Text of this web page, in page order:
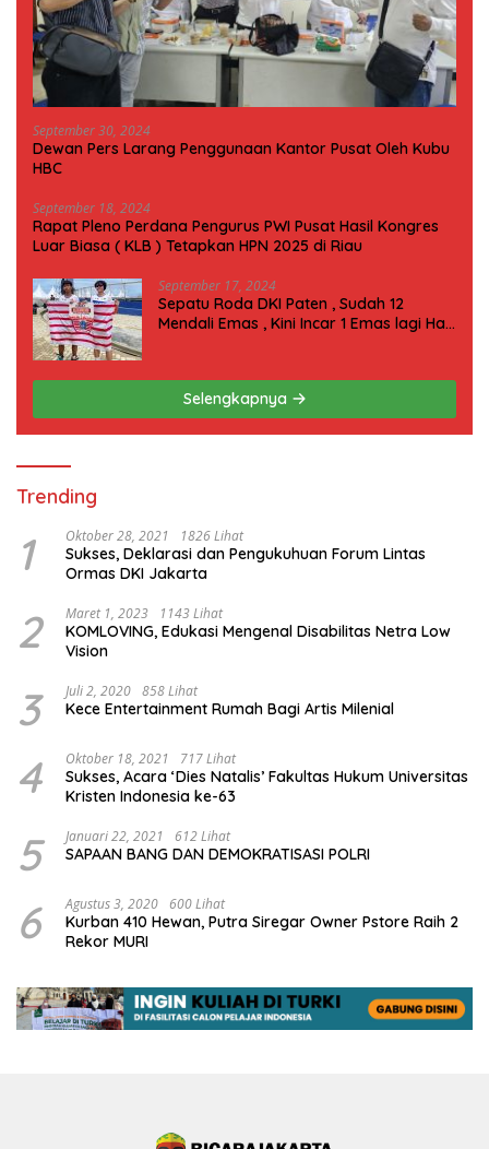
September 30, 2024
Dewan Pers Larang Penggunaan Kantor Pusat Oleh Kubu
HBC
September 18, 2024
Rapat Pleno Perdana Pengurus PWI Pusat Hasil Kongres
Luar Biasa ( KLB ) Tetapkan HPN 2025 di Riau
September 17, 2024
Sepatu Roda DKI Paten , Sudah 12
Mendali Emas , Kini Incar 1 Emas lagi Hari
Selengkapnya
Trending
1 Oktober 28, 2021 1826 Lihat
Sukses, Deklarasi dan Pengukuhuan Forum Lintas
Ormas DKI Jakarta
2 Maret 1, 2023 1143 Lihat
KOMLOVING, Edukasi Mengenal Disabilitas Netra Low
Vision
3 Juli 2, 2020 858 Lihat
Kece Entertainment Rumah Bagi Artis Milenial
4 Oktober 18, 2021 717 Lihat
Sukses, Acara ‘Dies Natalis’ Fakultas Hukum Universitas
Kristen Indonesia ke-63
5 Januari 22, 2021 612 Lihat
SAPAAN BANG DAN DEMOKRATISASI POLRI
6 Agustus 3, 2020 600 Lihat
Kurban 410 Hewan, Putra Siregar Owner Pstore Raih 2
Rekor MURI